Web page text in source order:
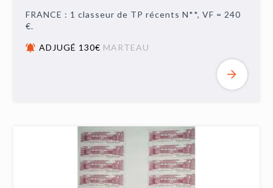
FRANCE : 1 classeur de TP récents N**, VF = 240
€.
ADJUGÉ 130€ MARTEAU